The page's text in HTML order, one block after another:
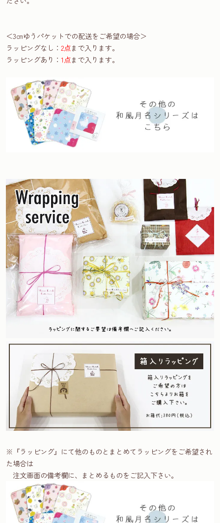
＜3㎝ゆうパケットでの配送をご希望の場合＞
ラッピングなし： 2点まで入ります。
ラッピングあり： 1点まで入ります。
※『ラッピング』にて他のものとまとめてラッピングをご希望され
た場合は
注文画面の備考欄に、まとめるものをご記入下さい。